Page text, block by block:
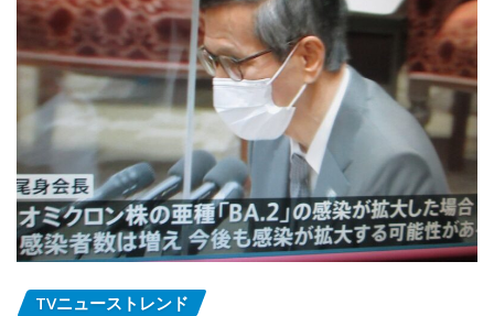
TVニューストレンド